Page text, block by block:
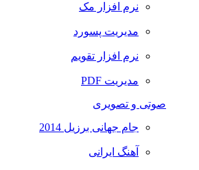
نرم افزار مک
مدیریت پسورد
نرم افزار تقویم
مدیریت PDF
صوتی و تصویری
جام جهانی برزیل 2014
آهنگ ایرانی